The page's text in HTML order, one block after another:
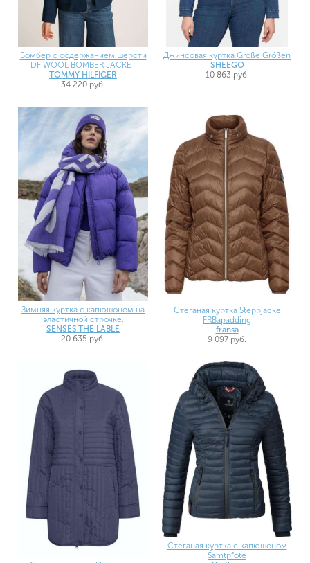
Бомбер с содержанием шерсти
DF WOOL BOMBER JACKET
TOMMY HILFIGER
34 220 руб.
Джинсовая куртка Große Größen
SHEEGO
10 863 руб.
Зимняя куртка с капюшоном на
эластичной строчке.
SENSES.THE LABLE
20 635 руб.
Стеганая куртка Steppjacke
FRBapadding
fransa
9 097 руб.
Стеганая куртка с капюшоном
Samtpfote